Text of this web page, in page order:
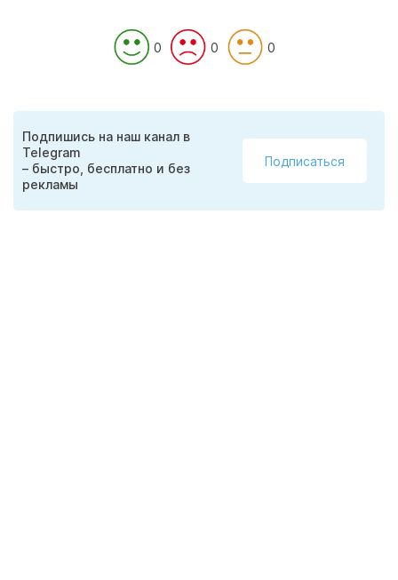
0 0 0
Подпишись на наш канал в
Telegram
– быстро, бесплатно и без
рекламы
Подписаться